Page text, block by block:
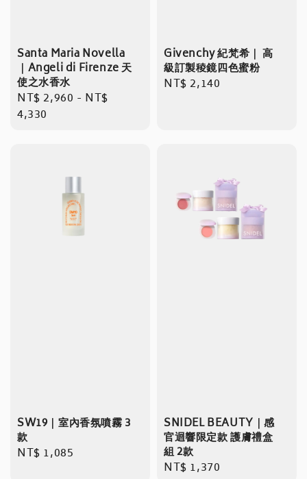
Santa Maria Novella
｜Angeli di Firenze 天
使之水香水
Regular
price
NT$ 2,960 - NT$
4,330
Givenchy 紀梵希｜ 高
級訂製稜鏡四色蜜粉
Regular
NT$ 2,140
SW19｜室內香氛噴霧 3
款
Regular
NT$ 1,085
SNIDEL BEAUTY｜感
官迴響限定款 護膚禮盒
組 2款
Regular
NT$ 1,370